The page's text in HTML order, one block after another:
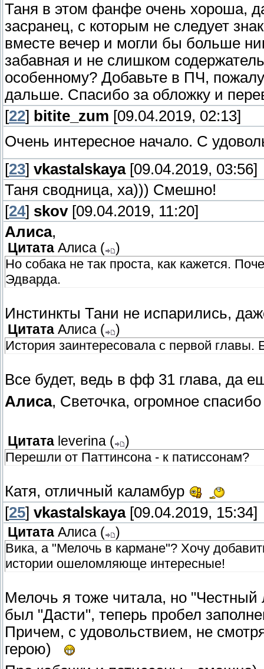
Таня в этом фанфе очень хороша,
засранец, с которым не следует
вместе вечер и могли бы больше
забавная и не слишком
особенному? Добавьте в ПЧ,
дальше. Спасибо за обложку и
[22] bitite_zum [09.04.2019, 02:13]
Очень интересное начало. С
[23] vkastalskaya[09.04.2019, 03:56]
Таня сводница, ха))) Смешно!
[24] skov[09.04.2019, 11:20]
Алиса,
Цитата Алиса (
)
Но собака не так проста, как кажется.
Эдварда.
Инстинкты Тани не испарились,
Цитата Алиса (
)
История заинтересовала с первой
Все будет, ведь в фф 31 глава, да
Алиса, Светочка, огромное
Цитата leverina (
)
Перешли от Паттинсона - к патиссонам?
Катя, отличный каламбур
[25] vkastalskaya[09.04.2019, 15:34]
Цитата Алиса (
)
Вика, а "Мелочь в кармане"? Хочу
истории ошеломляюще интересные!
Мелочь я тоже читала, но
был "Дасти", теперь пробел
Причем, с удовольствием, не
герою)